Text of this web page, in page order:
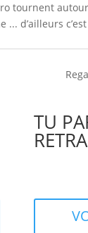
tournent
... d’ailleurs
TU